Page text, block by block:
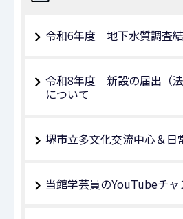
令和6年度 地下水質調査
令和8年度 新設の届出（法
について
堺市立多文化交流中心＆日
当館学芸員のYouTubeチ